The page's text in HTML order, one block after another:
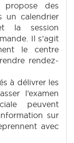
des
un calendrier
la session
Il s’agit
le centre
rendez-
à délivrer les
l’examen
peuvent
sur
avec